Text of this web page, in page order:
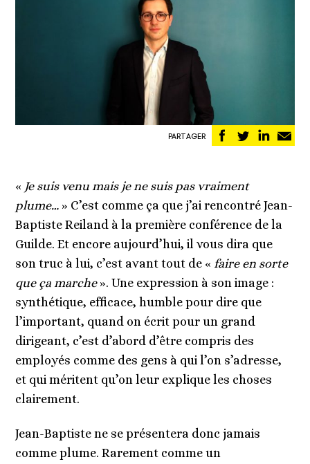
PARTAGER
Partager
sur
Partager
sur sur
« Je suis venu mais je ne suis pas vraiment
plume… » C’est comme ça que j’ai rencontré Jean-
Baptiste Reiland à la première conférence de la
Guilde. Et encore aujourd’hui, il vous dira que
son truc à lui, c’est avant tout de « faire en sorte
que ça marche». Une expression à son image :
synthétique, efficace, humble pour dire que
l’important, quand on écrit pour un grand
dirigeant, c’est d’abord d’être compris des
employés comme des gens à qui l’on s’adresse,
et qui méritent qu’on leur explique les choses
clairement.
Jean-Baptiste ne se présentera donc jamais
comme plume. Rarement comme un